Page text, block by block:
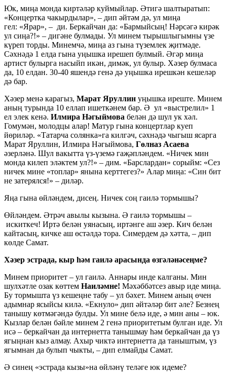
Юк, миңа монда киртәләр куймыйлар. Әтигә шалтыратып:
«Концертка чакырдылар», – дип әйтәм дә, ул миңа
гел: «Ярар», – ди. Беркайчан да: «Бармыйсың! Нәрсәгә кирәк
ул сиңа?!» – дигәне булмады. Ул минем тырышлыгымны үзе
күреп торды. Минемчә, миңа аз гына түземлек җитмәде.
Сәхнәдә 1 елда гына уңышка ирешеп булмый. Әгәр миңа
артист булырга насыйп икән, димәк, ул булыр. Хәзер булмаса
да, 10 елдан. 30-40 яшендә генә дә уңышка ирешкән кешеләр
дә бар.
Хәзер менә карагыз, Марат Яруллин уңышка иреште. Минем
аның турында 10 еллап ишеткәнем бар. Ә ул «выстрелил» 1
ел элек кенә. Илмира Нәгыймова белән дә шул ук хәл.
Гомумән, молодцы алар! Матур гына концертлар куеп
йөриләр. «Татарча солянка»га килгәч, сәхнәдә чыгыш ясарга
Марат Яруллин, Илмира Нәгыймова, Гөлназ Асаева
әзерләнә. Шул вакытта үз-үземә гаҗәпләндем. «Ничек мин
монда килеп эләктем ул?!» – дим. «Барслардан» сорыйм: «Сез
ничек мине «топлар» янына керттегез?» Алар миңа: «Син бит
не затерялся!» – диләр.
Яңа гына өйләндем, дисең. Ничек соң гаилә тормышы?
Өйләндем. Әтрәч авылы кызына. Ә гаилә тормышы –
искиткеч! Иртә белән уянасың, иртәнге аш әзер. Кич белән
кайтасың, кичке аш өстәлдә тора. Симердем дә хәтта, – дип
көлде Самат.
Хәзер эстрада, кыр һәм гаилә арасында өзгәләнәсеңме?
Минем приоритет – ул гаилә. Аннары инде калганы. Мин
шулхәтле озак көттем Наиләмне! Мәхәббәтсез авыр иде миңа.
Бу тормышта үз кешеңне табу – ул бәхет. Минем аның өчен
адымнар ясыйсы килә. «Екнуло» дип әйтәләр бит әле? Безнең
танышу көтмәгәндә булды. Ул мине белә иде, ә мин аны – юк.
Кызлар белән бәйле минем 2 генә приоритетым булган иде. Ул
исә – беркайчан да интернетта танышмау һәм беркайчан да үз
ягыңнан кыз алмау. Ахыр чиктә интернетта да таныштым, үз
ягымнан да булып чыкты, – дип елмайды Самат.
Ә синең «эстрада кызы»на өйләнү теләге юк идеме?